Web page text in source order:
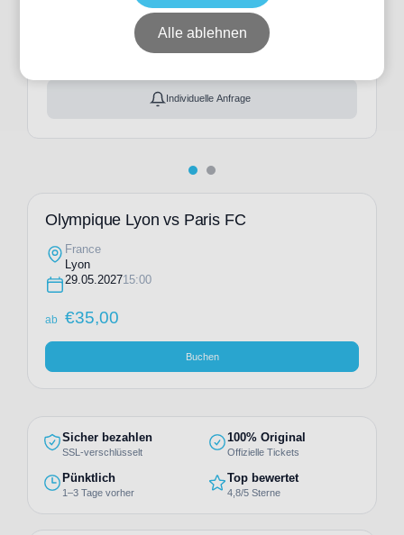
Ticket(s) + Hotel
Individuelle Anfrage
Olympique Lyon vs Paris FC
France
Lyon
29.05.202715:00
ab €35,00
Buchen
Sicher bezahlen
SSL-verschlüsselt
100% Original
Offizielle Tickets
Pünktlich
1–3 Tage vorher
Top bewertet
4,8/5 Sterne
Alle ablehnen